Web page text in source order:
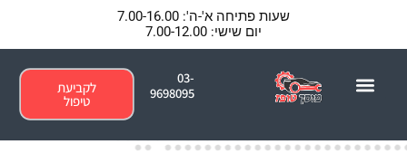
שעות פתיחה א'-ה': 7.00-16.00
יום שישי: 7.00-12.00
03-
9698095
לקביעת
טיפול